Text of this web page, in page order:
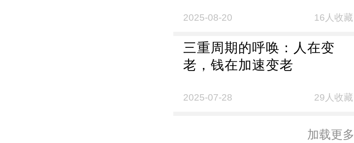
2025-08-20 16人收藏
三重周期的呼唤：人在变
老，钱在加速变老
2025-07-28 29人收藏
加载更多